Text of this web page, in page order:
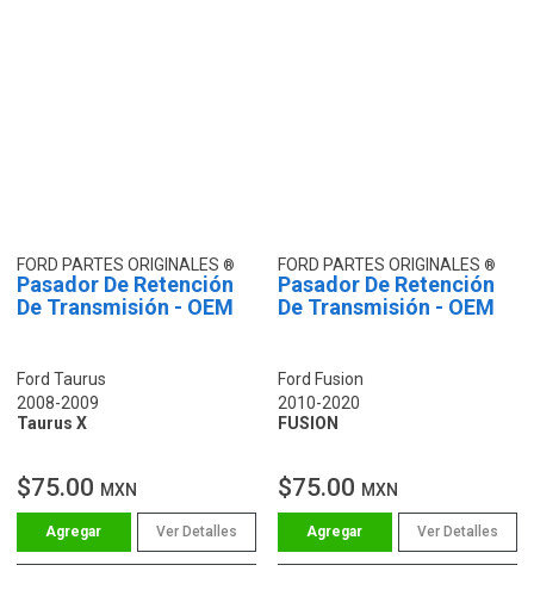
FORD PARTES ORIGINALES
Pasador De Retención
De Transmisión - OEM
Ford Taurus
2008-2009
Taurus X
$75.00 MXN
Ver Detalles
FORD PARTES ORIGINALES
Pasador De Retención
De Transmisión - OEM
Ford Fusion
2010-2020
FUSION
$75.00 MXN
Ver Detalles